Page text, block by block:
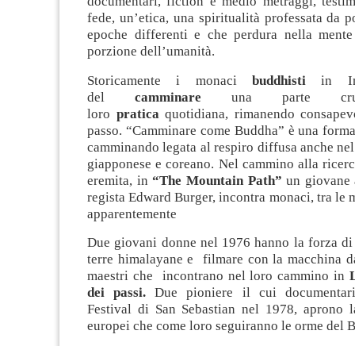
fede, un’etica, una spiritualità professata da
epoche differenti e che perdura nella
porzione dell’umanità.
Storicamente i monaci buddhisti in
del camminare una parte
loro pratica quotidiana, rimanendo
passo. “Camminare come Buddha” è una
camminando legata al respiro diffusa anche
giapponese e coreano. Nel cammino alla
eremita, in“The Mountain Path” un giovane
regista Edward Burger, incontra monaci, tra le
apparentemente
Due giovani donne nel 1976 hanno la forza
terre himalayane e filmare con la macchina
maestri che incontrano nel loro cammino in
dei passi.Due pioniere il cui
Festival di San Sebastian nel 1978, aprono
europei che come loro seguiranno le orme del